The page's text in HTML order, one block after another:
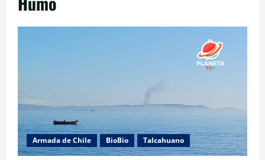
Armada de Chile BioBio Talcahuano